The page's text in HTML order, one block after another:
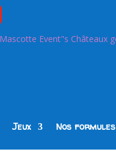
Jeux Nos formules